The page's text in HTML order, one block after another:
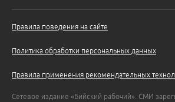
Правила поведения на сайте
Политика обработки персональных данных
Правила применения рекомендательных
Сетевое издание «Бийский рабочий». СМИ